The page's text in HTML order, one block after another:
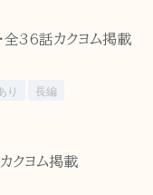
全36話カクヨム掲載
り 長編
クヨム掲載